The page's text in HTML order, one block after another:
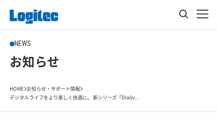
NEWS
お知らせ
HOME お知らせ・サポート情報
デジタルライフをより楽しく快適に。 新シリーズ「Dialiv...